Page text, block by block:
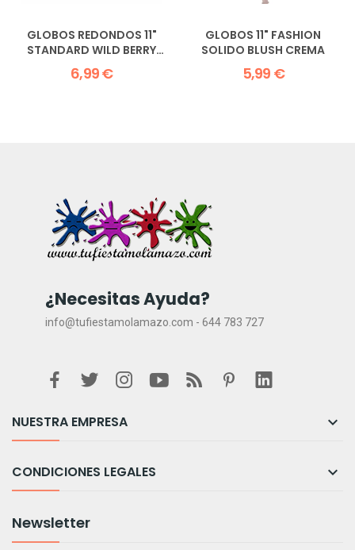
GLOBOS REDONDOS 11"
STANDARD WILD BERRY
QUALATEX
6,99 €
GLOBOS 11" FASHION
SOLIDO BLUSH CREMA
5,99 €
¿Necesitas Ayuda?
info@tufiestamolamazo.com - 644 783 727
NUESTRA EMPRESA 
CONDICIONES LEGALES 
Newsletter